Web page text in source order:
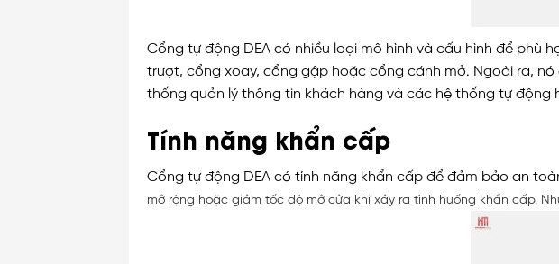
Cổng tự động DEA có nhiều loại mô hình và cấu hình để phù
trượt, cổng xoay, cổng gập hoặc cổng cánh mở. Ngoài ra,
thống quản lý thông tin khách hàng và các hệ thống tự động
Tính năng khẩn cấp
Cổng tự động DEA có tính năng khẩn cấp để đảm bảo an
mở rộng hoặc giảm tốc độ mở cửa khi xảy ra tình huống khẩn cấp.